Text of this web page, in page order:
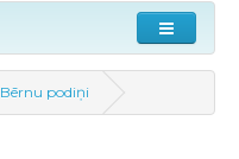
Bērnu podiņi